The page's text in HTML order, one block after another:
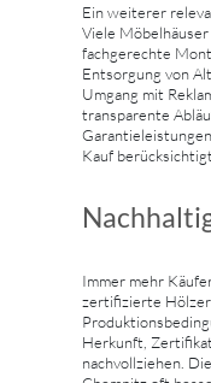
Ein weiterer
Viele
fachgerechte
Entsorgung von
Umgang mit
transparente
Kauf
Immer mehr
zertifizierte
Herkunft,
nachvollziehen.